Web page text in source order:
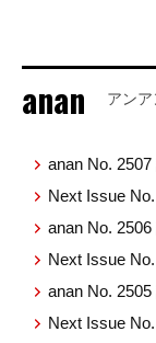
anan アンア
anan No.
Next Issue
anan No.
Next Issue
anan No.
Next Issue